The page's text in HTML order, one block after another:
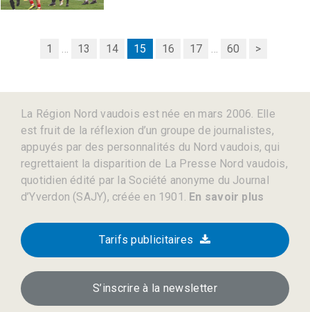
1 ... 13 14 15 16 17 ... 60 >
La Région Nord vaudois est née en mars 2006. Elle
est fruit de la réflexion d’un groupe de journalistes,
appuyés par des personnalités du Nord vaudois, qui
regrettaient la disparition de La Presse Nord vaudois,
quotidien édité par la Société anonyme du Journal
d’Yverdon (SAJY), créée en 1901. En savoir plus
Tarifs publicitaires
S’inscrire à la newsletter